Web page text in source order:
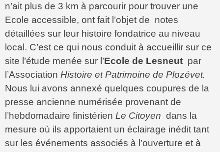
n’ait plus de 3 km à parcourir pour trouver une
Ecole accessible, ont fait l’objet de notes
détaillées sur leur histoire fondatrice au niveau
local. C’est ce qui nous conduit à accueillir sur ce
site l’étude menée sur l’Ecole de Lesneut par
l’Association Histoire et Patrimoine de Plozévet.
Nous lui avons annexé quelques coupures de la
presse ancienne numérisée provenant de
l’hebdomadaire finistérien Le Citoyen dans la
mesure où ils apportaient un éclairage inédit tant
sur les événements associés à l’ouverture et à